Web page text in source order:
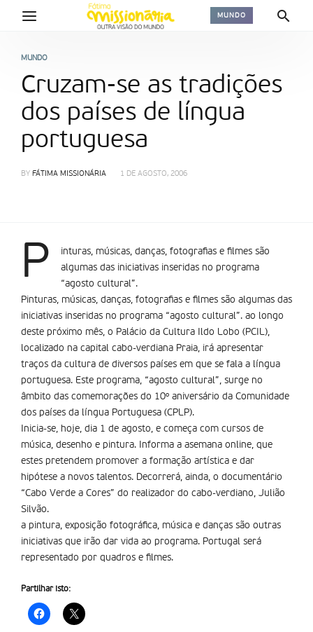
MUNDO
MUNDO
Cruzam-se as tradições
dos países de língua
portuguesa
BY FÁTIMA MISSIONÁRIA 1 DE AGOSTO, 2006
P
inturas, músicas, danças, fotografias e filmes são
algumas das iniciativas inseridas no programa
“agosto cultural”.
Pinturas, músicas, danças, fotografias e filmes são algumas das
iniciativas inseridas no programa “agosto cultural”. ao longo
deste próximo mês, o Palácio da Cultura Ildo Lobo (PCIL),
localizado na capital cabo-verdiana Praia, irá apresentar
traços da cultura de diversos países em que se fala a língua
portuguesa. Este programa, “agosto cultural”, surge no
âmbito das comemorações do 10º aniversário da Comunidade
dos países da língua Portuguesa (CPLP).
Inicia-se, hoje, dia 1 de agosto, e começa com cursos de
música, desenho e pintura. Informa a asemana online, que
estes pretendem promover a formação artí­stica e dar
hipótese a novos talentos. Decorrerá, ainda, o documentário
“Cabo Verde a Cores” do realizador do cabo-verdiano, Julião
Silvão.
a pintura, exposição fotográfica, música e danças são outras
iniciativas que irão dar vida ao programa. Portugal será
representado por quadros e filmes.
Partilhar isto: